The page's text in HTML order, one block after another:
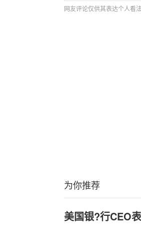
网友评论仅供其表达个人看
为你推荐
美国银?行CEO